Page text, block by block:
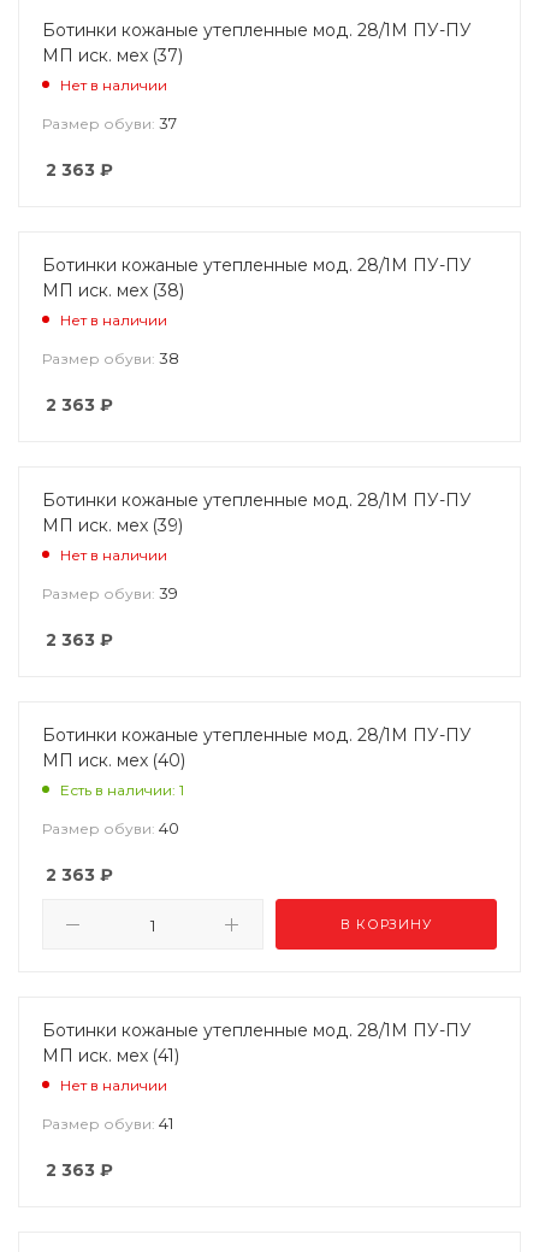
Ботинки кожаные утепленные мод. 28/1М ПУ-ПУ
МП иск. мех (37)
Нет в наличии
Размер обуви: 37
2 363 ₽
Ботинки кожаные утепленные мод. 28/1М ПУ-ПУ
МП иск. мех (38)
Нет в наличии
Размер обуви: 38
2 363 ₽
Ботинки кожаные утепленные мод. 28/1М ПУ-ПУ
МП иск. мех (39)
Нет в наличии
Размер обуви: 39
2 363 ₽
Ботинки кожаные утепленные мод. 28/1М ПУ-ПУ
МП иск. мех (40)
Есть в наличии: 1
Размер обуви: 40
2 363 ₽
В КОРЗИНУ
Ботинки кожаные утепленные мод. 28/1М ПУ-ПУ
МП иск. мех (41)
Нет в наличии
Размер обуви: 41
2 363 ₽